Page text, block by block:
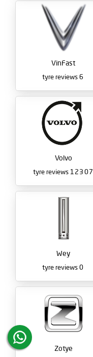
VinFast
6
tyre reviews
Volvo
12307
Wey
0
tyre reviews
Zotye